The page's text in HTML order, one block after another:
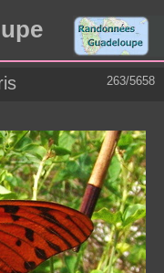
263/5658